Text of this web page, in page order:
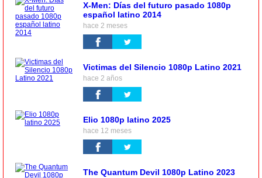
X-Men: Días del futuro pasado 1080p
español latino 2014
hace 2 meses
Victimas del Silencio 1080p Latino 2021
hace 2 años
Elio 1080p latino 2025
hace 12 meses
The Quantum Devil 1080p Latino 2023